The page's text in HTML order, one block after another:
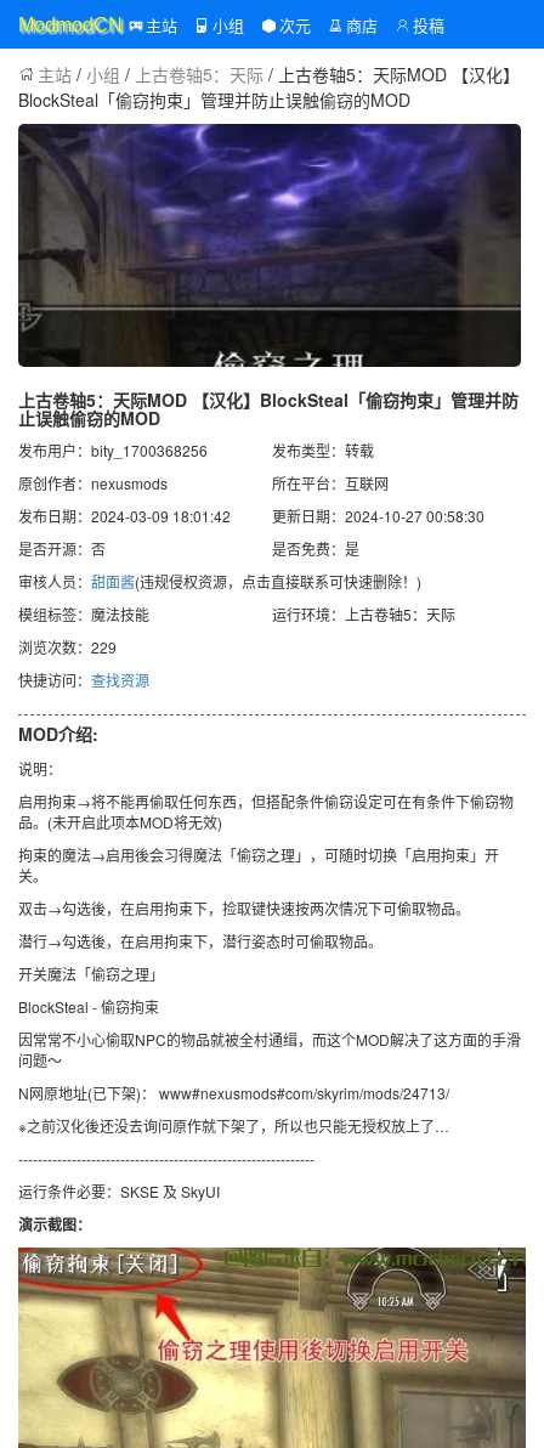
ModmodCN 主站 小组 次元 商店 投稿
主站 / 小组 / 上古卷轴5：天际 / 上古卷轴5：天际MOD 【汉化】
BlockSteal「偷窃拘束」管理并防止误触偷窃的MOD
上古卷轴5：天际MOD 【汉化】BlockSteal「偷窃拘束」管理并防
止误触偷窃的MOD
发布用户：bity_1700368256
发布类型：转载
原创作者：nexusmods
所在平台：互联网
发布日期：2024-03-09 18:01:42
更新日期：2024-10-27 00:58:30
是否开源：否
是否免费：是
审核人员： 甜面酱(违规侵权资源，点击直接联系可快速删除！)
模组标签：魔法技能
运行环境：上古卷轴5：天际
浏览次数：229
快捷访问： 查找资源
MOD介绍:
说明：
启用拘束→将不能再偷取任何东西，但搭配条件偷窃设定可在有条件下偷窃物
品。(未开启此项本MOD将无效)
拘束的魔法→启用後会习得魔法「偷窃之理」，可随时切换「启用拘束」开
关。
双击→勾选後，在启用拘束下，捡取键快速按两次情况下可偷取物品。
潜行→勾选後，在启用拘束下，潜行姿态时可偷取物品。
开关魔法「偷窃之理」
BlockSteal - 偷窃拘束
因常常不小心偷取NPC的物品就被全村通缉，而这个MOD解决了这方面的手滑
问题～
N网原地址(已下架)： www#nexusmods#com/skyrim/mods/24713/
※之前汉化後还没去询问原作就下架了，所以也只能无授权放上了…
-------------------------------------------------------------
运行条件必要：SKSE 及 SkyUI
演示截图：